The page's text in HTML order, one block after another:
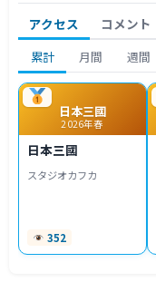
アクセス コメント
累計 月間 週間
日本三國
2026年春
日本三國
スタジオカフカ
352